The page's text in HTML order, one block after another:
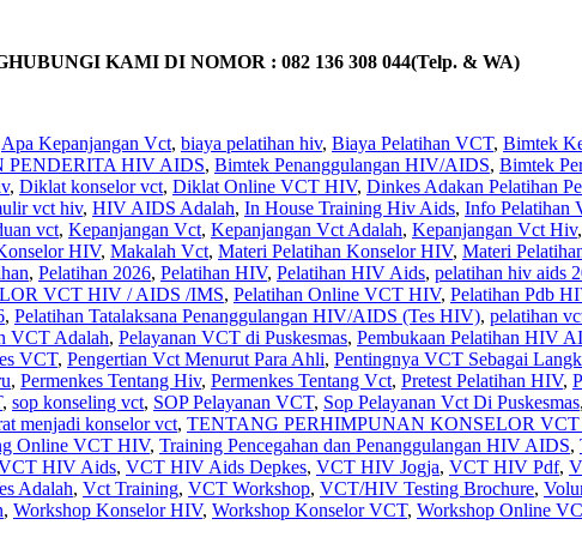
KAMI DI NOMOR : 082 136 308 044(Telp. & WA)
Apa Kepanjangan Vct, biaya pelatihan hiv, Biaya Pelatihan VCT, Bimtek
HIV AIDS, Bimtek Penanggulangan HIV/AIDS, Bimtek
, Diklat konselor vct, Diklat Online VCT HIV, Dinkes Adakan Pelatihan
vct hiv, HIV AIDS Adalah, In House Training Hiv Aids, Info
vct, Kepanjangan Vct, Kepanjangan Vct Adalah, Kepanjangan Vct Hiv,
HIV, Makalah Vct, Materi Pelatihan Konselor HIV, Materi
, Pelatihan 2026, Pelatihan HIV, Pelatihan HIV Aids, pelatihan hiv aids
VCT HIV / AIDS /IMS, Pelatihan Online VCT HIV, Pelatihan Pdb
, Pelatihan Tatalaksana Penanggulangan HIV/AIDS (Tes HIV), pelatihan
VCT Adalah, Pelayanan VCT di Puskesmas, Pembukaan Pelatihan HIV
VCT, Pengertian Vct Menurut Para Ahli, Pentingnya VCT Sebagai
, Permenkes Tentang Hiv, Permenkes Tentang Vct, Pretest Pelatihan HIV,
, sop konseling vct, SOP Pelayanan VCT, Sop Pelayanan Vct Di Puskesmas,
menjadi konselor vct, TENTANG PERHIMPUNAN KONSELOR
Online VCT HIV, Training Pencegahan dan Penanggulangan HIV AIDS,
HIV Aids, VCT HIV Aids Depkes, VCT HIV Jogja, VCT HIV Pdf,
Adalah, Vct Training, VCT Workshop, VCT/HIV Testing Brochure,
, Workshop Konselor HIV, Workshop Konselor VCT, Workshop Online